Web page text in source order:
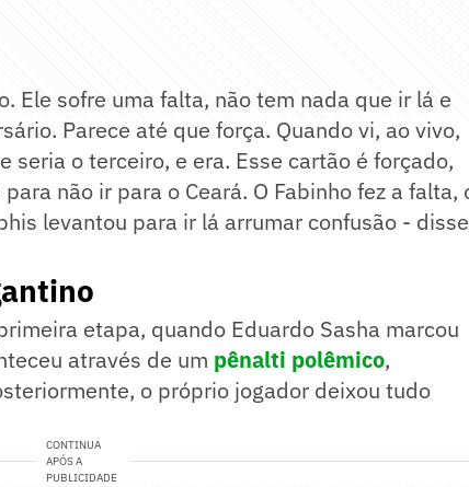
Ele sofre uma falta, não tem nada que ir lá e
Parece até que força. Quando vi, ao vivo,
seria o terceiro, e era. Esse cartão é forçado,
não ir para o Ceará. O Fabinho fez a falta,
levantou para ir lá arrumar confusão - disse
etapa, quando Eduardo Sasha marcou
através de um pênalti polêmico,
o próprio jogador deixou tudo
CONTINUA
APÓS A
PUBLICIDADE